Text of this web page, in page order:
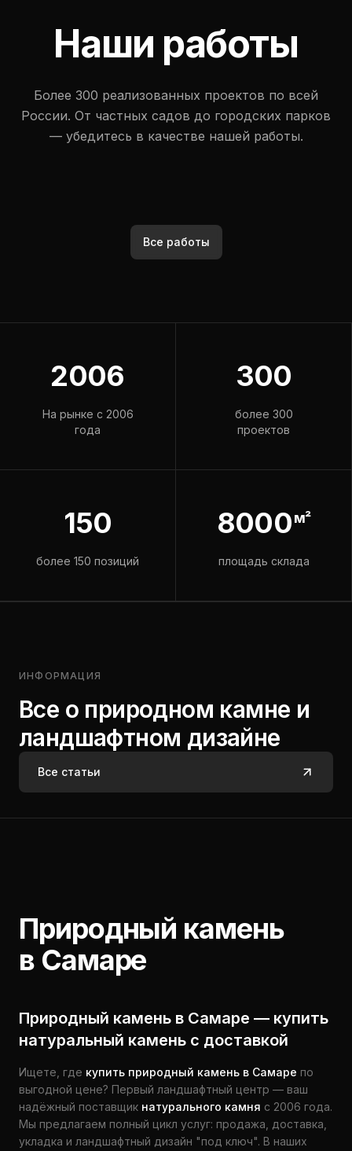
Наши работы
Более 300 реализованных проектов по всей
России. От частных садов до городских парков
— убедитесь в качестве нашей работы.
Все работы
2006
На рынке с 2006
года
300
более 300
проектов
150
более 150 позиций
8000м²
площадь склада
ИНФОРМАЦИЯ
Все о природном камне и
ландшафтном дизайне
Все статьи
Природный камень
в Самаре
Природный камень в Самаре — купить
натуральный камень с доставкой
Ищете, где купить природный камень в Самаре по
выгодной цене? Первый ландшафтный центр — ваш
надёжный поставщик натурального камня с 2006 года.
Мы предлагаем полный цикл услуг: продажа, доставка,
укладка и ландшафтный дизайн "под ключ". В наших